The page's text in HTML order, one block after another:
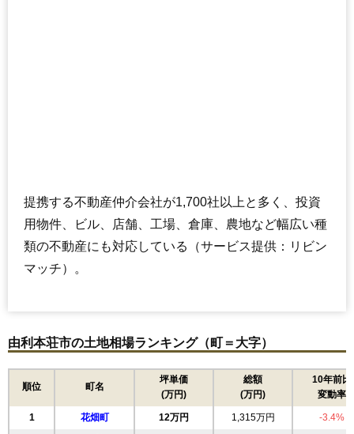
提携する不動産仲介会社が1,700社以上と多く、投資
用物件、ビル、店舗、工場、倉庫、農地など幅広い種
類の不動産にも対応している（サービス提供：リビン
マッチ）。
由利本荘市の土地相場ランキング（町＝大字）
順位 町名
坪単価
(万円)
総額
(万円)
10年前比
変動率
1 花畑町 12万円 1,315万円 -3.4%